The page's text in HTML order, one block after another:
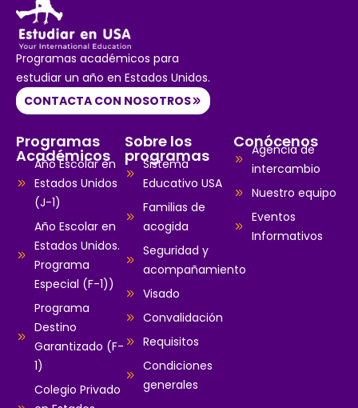
Programas académicos para
estudiar un año en Estados Unidos.
CONTACTA CON NOSOTROS
Programas
Académicos
Año Escolar en
Estados Unidos
(J-1)
Año Escolar en
Estados Unidos.
Programa
Especial (F-1))
Programa
Destino
Garantizado (F-
1)
Colegio Privado
Sobre los
programas
Sistema
Educativo USA
Familias de
acogida
Seguridad y
acompañamiento
Visado
Convalidación
Requisitos
Condiciones
generales
Conócenos
Agencia de
intercambio
Nuestro equipo
Eventos
Informativos